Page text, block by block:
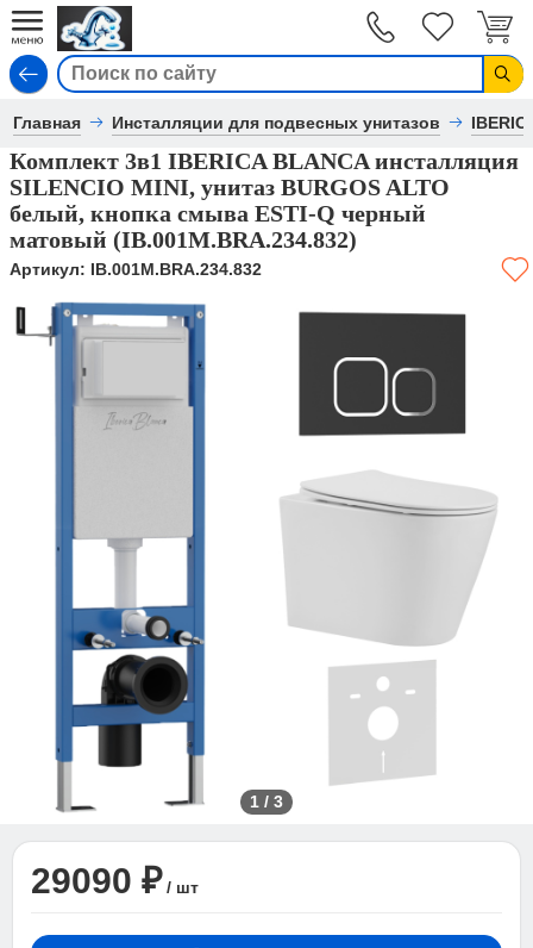
Главная Инсталляции для подвесных унитазов
Комплект 3в1 IBERICA BLANCA инсталляция
SILENCIO MINI, унитаз BURGOS ALTO
белый, кнопка смыва ESTI-Q черный
матовый (IB.001M.BRA.234.832)
Артикул: IB.001M.BRA.234.832
1 / 3
29090 ₽ / шт